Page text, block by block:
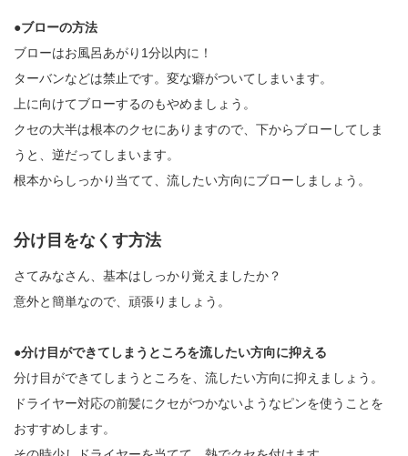
●ブローの方法
ブローはお風呂あがり1分以内に！
ターバンなどは禁止です。変な癖がついてしまいます。
上に向けてブローするのもやめましょう。
クセの大半は根本のクセにありますので、下からブローしてしま
うと、逆だってしまいます。
根本からしっかり当てて、流したい方向にブローしましょう。
分け目をなくす方法
さてみなさん、基本はしっかり覚えましたか？
意外と簡単なので、頑張りましょう。
●分け目ができてしまうところを流したい方向に抑える
分け目ができてしまうところを、流したい方向に抑えましょう。
ドライヤー対応の前髪にクセがつかないようなピンを使うことを
おすすめします。